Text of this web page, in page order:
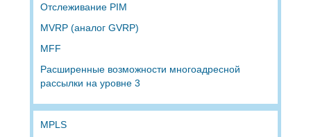
Отслеживание PIM
MVRP (аналог GVRP)
MFF
Расширенные возможности многоадресной
рассылки на уровне 3
MPLS